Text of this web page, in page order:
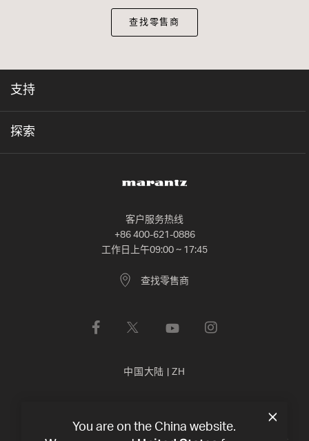
查找零售商
客户服务热线
+86 400-621-0886
工作日上午09:00 ~ 17:45
查找零售商
支持
探索
中国大陆 ZH
You are on the China website.